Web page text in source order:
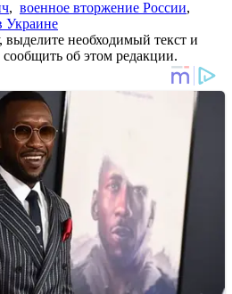
, военное вторжение России,
Украине
необходимый текст и
об этом редакции.